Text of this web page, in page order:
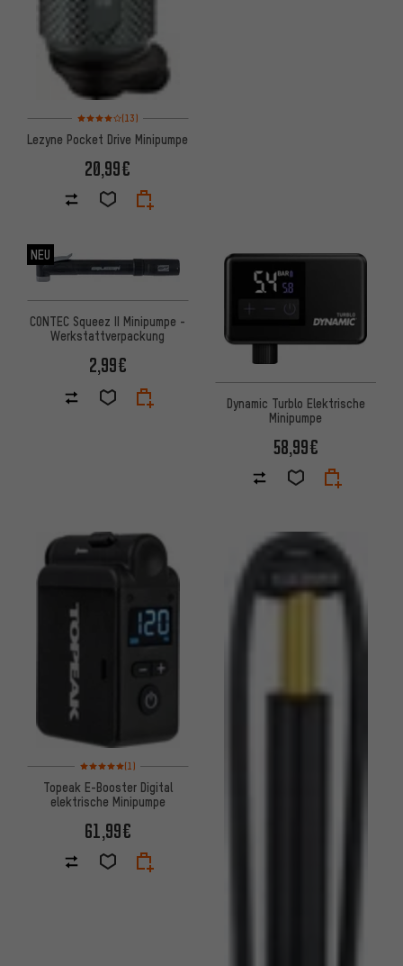
Bewertungen: 4 von 5 basierend auf 13 Bewertungen
(13)
Lezyne Pocket Drive Minipumpe
20,99€
NEU
CONTEC Squeez II Minipumpe -
Werkstattverpackung
2,99€
Dynamic Turblo Elektrische
Minipumpe
58,99€
Bewertungen: 5 von 5 basierend auf 1 Bewertungen
(1)
Topeak E-Booster Digital
elektrische Minipumpe
61,99€